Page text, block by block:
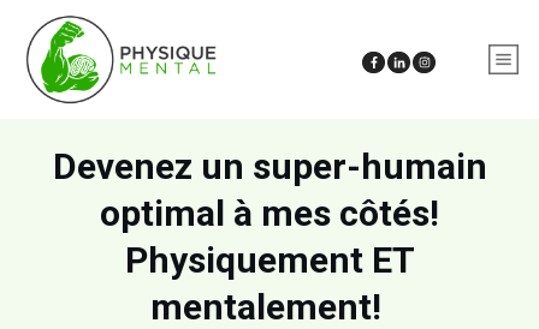
Devenez un super-humain
optimal à mes côtés!
Physiquement ET
mentalement!